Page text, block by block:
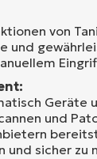
von
und
Geräte
und
und sicher zu